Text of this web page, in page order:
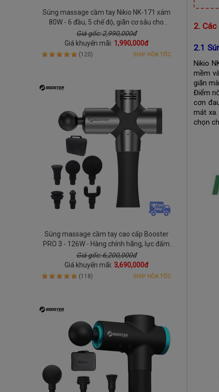
Súng massage cầm tay Nikio NK-171 xám
80W - 6 đầu, 5 chế độ, giãn cơ sâu cho
người hay vận động
Giá gốc: 2,990,000đ
Giá khuyến mãi: 1,990,000đ
(120) SHIP HỎA TỐC
Súng massage cầm tay cao cấp Booster
PRO 3 - 126W - Hàng chính hãng, lực đấm
mạnh
Giá gốc: 6,200,000đ
Giá khuyến mãi: 3,690,000đ
(118) SHIP HỎA TỐC
2.
2.1
Nikio
mềm
giãn
Điểm
cơn
mát
chọn